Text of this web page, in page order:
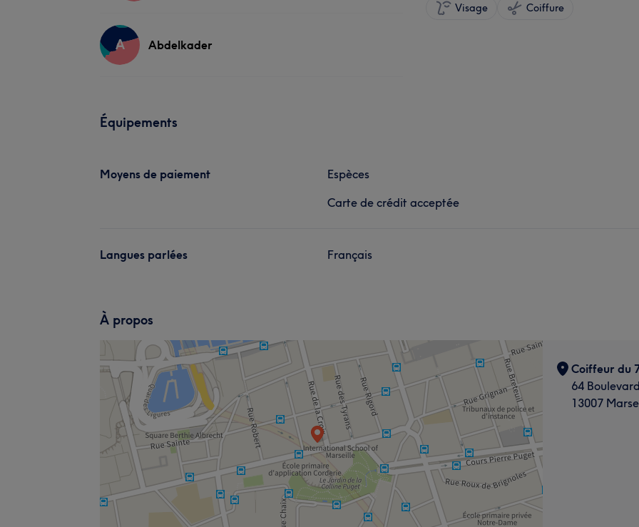
A Abdelkader
Visage Coiffure
Équipements
Moyens de paiement
Espèces
Carte de crédit acceptée
Langues parlées Français
À propos
Coiffeur du
64
13007